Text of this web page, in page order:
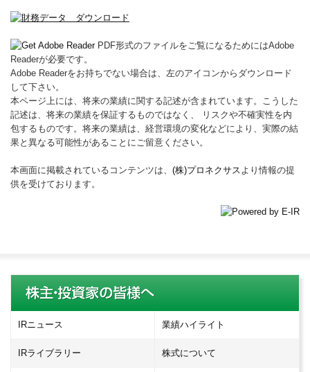
PDF形式のファイルをご覧になるためにはAdobe
Readerが必要です。
Adobe Readerをお持ちでない場合は、左のアイコンからダウンロード
して下さい。
本ページ上には、将来の業績に関する記述が含まれています。こうした
記述は、将来の業績を保証するものではなく、 リスクや不確実性を内
包するものです。将来の業績は、経営環境の変化などにより、実際の結
果と異なる可能性があることにご留意ください。
本画面に掲載されているコンテンツは、 (株)プロネクサス より情報の提
供を受けております。
IRニュース 業績ハイライト
IRライブラリー 株式について